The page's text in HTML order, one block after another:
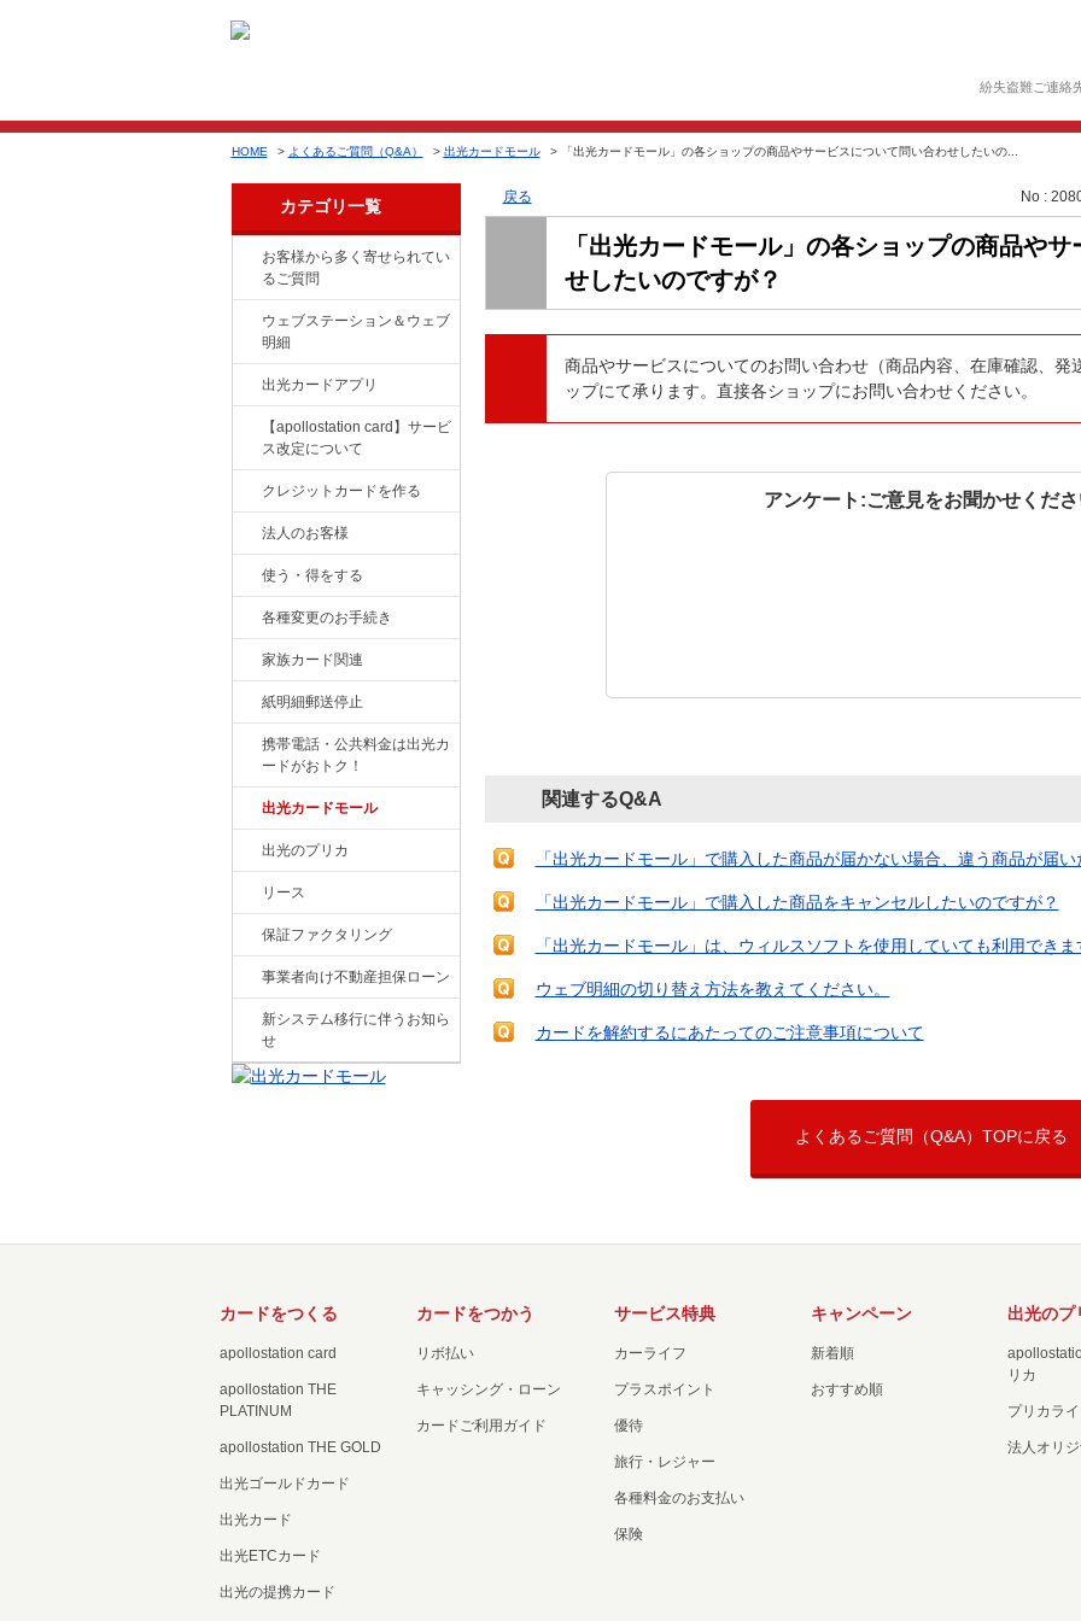
紛失盗難ご連絡
HOME > よくあるご質問（Q&A） > 出光カードモール > 「出光カードモール」の各ショップの商品やサービスについて問い合わせしたいの...
カテゴリ一覧
お客様から多く寄せられてい
るご質問
ウェブステーション＆ウェブ
明細
出光カードアプリ
【apollostation card】サービ
ス改定について
クレジットカードを作る
法人のお客様
使う・得をする
各種変更のお手続き
家族カード関連
紙明細郵送停止
携帯電話・公共料金は出光カ
ードがおトク！
出光カードモール
出光のプリカ
リース
保証ファクタリング
事業者向け不動産担保ローン
新システム移行に伴うお知ら
せ
戻る No :
「出光カードモール」の各ショップの商品や
せしたいのですが？
商品やサービスについてのお問い合わせ（商品内容、在庫確認、発
ップにて承ります。直接各ショップにお問い合わせください。
アンケート:ご意見をお聞かせくだ
関連するQ&A
「出光カードモール」で購入した商品が届かない場合、違う商品が届い
「出光カードモール」で購入した商品をキャンセルしたいのですが？
「出光カードモール」は、ウィルスソフトを使用していても利用できま
ウェブ明細の切り替え方法を教えてください。
カードを解約するにあたってのご注意事項について
よくあるご質問（Q&A）TOPに戻る
カードをつくる
apollostation card
apollostation THE
PLATINUM
apollostation THE GOLD
出光ゴールドカード
出光カード
出光ETCカード
出光の提携カード
カードをつかう
リボ払い
キャッシング・ローン
カードご利用ガイド
サービス特典
カーライフ
プラスポイント
優待
旅行・レジャー
各種料金のお支払い
保険
キャンペーン
新着順
おすすめ順
出光のプ
リカ
プリカラ
法人オリ